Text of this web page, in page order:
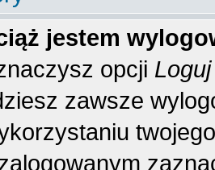
jestem
opcji
zawsze